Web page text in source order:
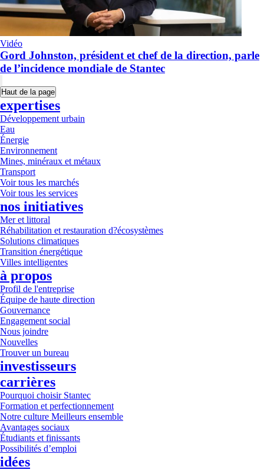
Vidéo
Gord Johnston, président et chef de la direction, parle
de l’incidence mondiale de Stantec
Haut de la page
expertises
Développement urbain
Eau
Énergie
Environnement
Mines, minéraux et métaux
Transport
Voir tous les marchés
Voir tous les services
nos initiatives
Mer et littoral
Réhabilitation et restauration d?écosystèmes
Solutions climatiques
Transition énergétique
Villes intelligentes
à propos
Profil de l'entreprise
Équipe de haute direction
Gouvernance
Engagement social
Nous joindre
Nouvelles
Trouver un bureau
investisseurs
carrières
Pourquoi choisir Stantec
Formation et perfectionnement
Notre culture Meilleurs ensemble
Avantages sociaux
Étudiants et finissants
Possibilités d’emploi
idées